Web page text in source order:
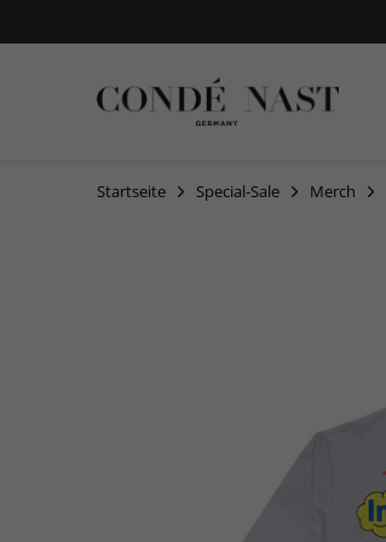
Startseite Special-Sale Merch